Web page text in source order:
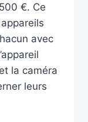
€. Ce
avec
la caméra
leurs